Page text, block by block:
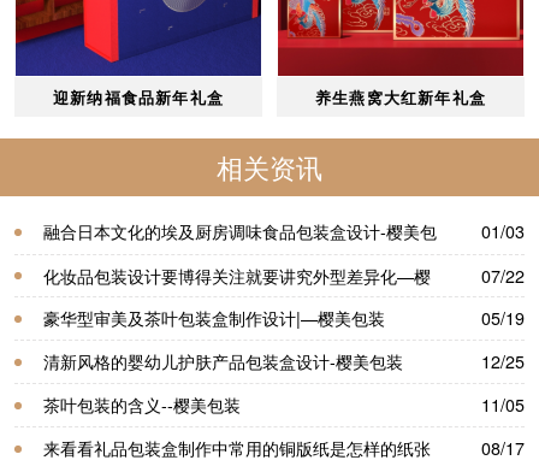
迎新纳福食品新年礼盒 养生燕窝大红新年礼盒
相关资讯
融合日本文化的埃及厨房调味食品包装盒设计-樱美包
装
01/03
化妆品包装设计要博得关注就要讲究外型差异化—樱
美包装
07/22
豪华型审美及茶叶包装盒制作设计|—樱美包装
05/19
清新风格的婴幼儿护肤产品包装盒设计-樱美包装
12/25
茶叶包装的含义--樱美包装
11/05
来看看礼品包装盒制作中常用的铜版纸是怎样的纸张
08/17